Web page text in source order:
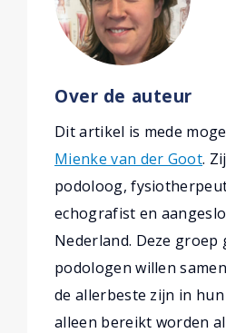
Over de auteur
Dit artikel is mede
Mienke van der Goot.
podoloog,
echografist en
Nederland. Deze groep
podologen willen
de allerbeste zijn in
alleen bereikt worden